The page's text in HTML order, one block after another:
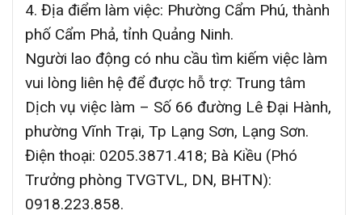
4. Địa điểm làm việc: Phường Cẩm Phú, thành
phố Cẩm Phả, tỉnh Quảng Ninh.
Người lao động có nhu cầu tìm kiếm việc làm
vui lòng liên hệ để được hỗ trợ: Trung tâm
Dịch vụ việc làm – Số 66 đường Lê Đại Hành,
phường Vĩnh Trại, Tp Lạng Sơn, Lạng Sơn.
Điện thoại: 0205.3871.418; Bà Kiều (Phó
Trưởng phòng TVGTVL, DN, BHTN):
0918.223.858.